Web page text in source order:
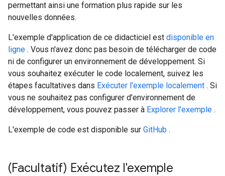
permettant ainsi une formation plus rapide sur les
nouvelles données.
L'exemple d'application de ce didacticiel est disponible en
ligne . Vous n'avez donc pas besoin de télécharger de code
ni de configurer un environnement de développement. Si
vous souhaitez exécuter le code localement, suivez les
étapes facultatives dans Exécuter l'exemple localement . Si
vous ne souhaitez pas configurer d'environnement de
développement, vous pouvez passer à Explorer l'exemple .
L'exemple de code est disponible sur GitHub .
(Facultatif) Exécutez l'exemple